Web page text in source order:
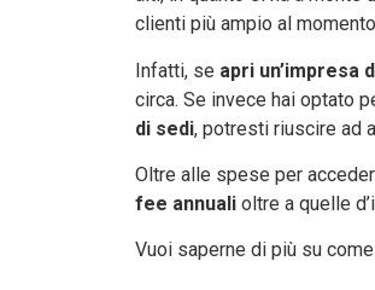
clienti più ampio al
Infatti, se apri un’impresa
circa. Se invece hai optato
di sedi, potresti riuscire ad
Oltre alle spese per
fee annuali oltre a quelle
Vuoi saperne di più su